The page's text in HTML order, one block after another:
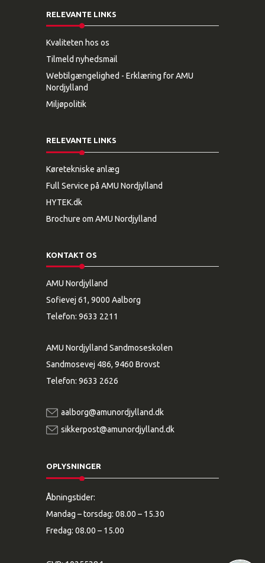
RELEVANTE LINKS
Kvaliteten hos os
Tilmeld nyhedsmail
Webtilgængelighed - Erklæring for AMU
Nordjylland
Miljøpolitik
RELEVANTE LINKS
Køretekniske anlæg
Full Service på AMU Nordjylland
HYTEK.dk
Brochure om AMU Nordjylland
KONTAKT OS
AMU Nordjylland
Sofievej 61, 9000 Aalborg
Telefon: 9633 2211
AMU Nordjylland Sandmoseskolen
Sandmosevej 486, 9460 Brovst
Telefon: 9633 2626
aalborg@amunordjylland.dk
sikkerpost@amunordjylland.dk
OPLYSNINGER
Åbningstider:
Mandag – torsdag: 08.00 – 15.30
Fredag: 08.00 – 15.00